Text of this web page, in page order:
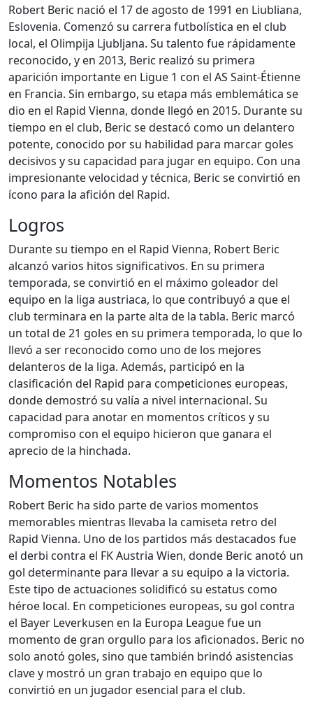
Robert Beric nació el 17 de agosto de 1991 en Liubliana,
Eslovenia. Comenzó su carrera futbolística en el club
local, el Olimpija Ljubljana. Su talento fue rápidamente
reconocido, y en 2013, Beric realizó su primera
aparición importante en Ligue 1 con el AS Saint-Étienne
en Francia. Sin embargo, su etapa más emblemática se
dio en el Rapid Vienna, donde llegó en 2015. Durante su
tiempo en el club, Beric se destacó como un delantero
potente, conocido por su habilidad para marcar goles
decisivos y su capacidad para jugar en equipo. Con una
impresionante velocidad y técnica, Beric se convirtió en
ícono para la afición del Rapid.
Logros
Durante su tiempo en el Rapid Vienna, Robert Beric
alcanzó varios hitos significativos. En su primera
temporada, se convirtió en el máximo goleador del
equipo en la liga austriaca, lo que contribuyó a que el
club terminara en la parte alta de la tabla. Beric marcó
un total de 21 goles en su primera temporada, lo que lo
llevó a ser reconocido como uno de los mejores
delanteros de la liga. Además, participó en la
clasificación del Rapid para competiciones europeas,
donde demostró su valía a nivel internacional. Su
capacidad para anotar en momentos críticos y su
compromiso con el equipo hicieron que ganara el
aprecio de la hinchada.
Momentos Notables
Robert Beric ha sido parte de varios momentos
memorables mientras llevaba la camiseta retro del
Rapid Vienna. Uno de los partidos más destacados fue
el derbi contra el FK Austria Wien, donde Beric anotó un
gol determinante para llevar a su equipo a la victoria.
Este tipo de actuaciones solidificó su estatus como
héroe local. En competiciones europeas, su gol contra
el Bayer Leverkusen en la Europa League fue un
momento de gran orgullo para los aficionados. Beric no
solo anotó goles, sino que también brindó asistencias
clave y mostró un gran trabajo en equipo que lo
convirtió en un jugador esencial para el club.